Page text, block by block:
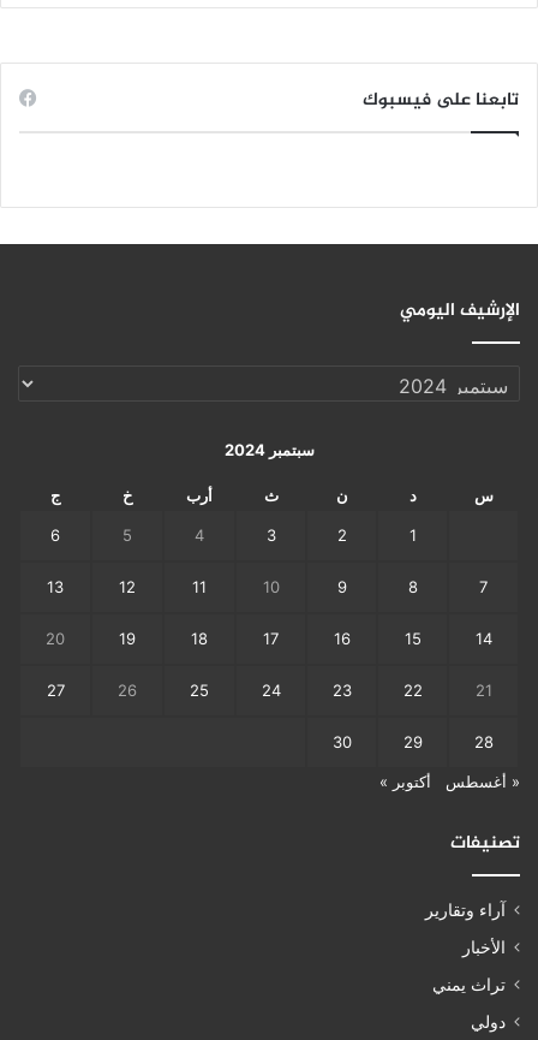
تابعنا على فيسبوك
الإرشيف اليومي
سبتمبر 2024
س د ن ث أرب خ ج
1
2
3
4
5
6
7
8
9
10
11
12
13
14
15
16
17
18
19
20
21
22
23
24
25
26
27
28
29
30
« أغسطس أكتوبر »
تصنيفات
آراء وتقارير
الأخبار
تراث يمني
دولي